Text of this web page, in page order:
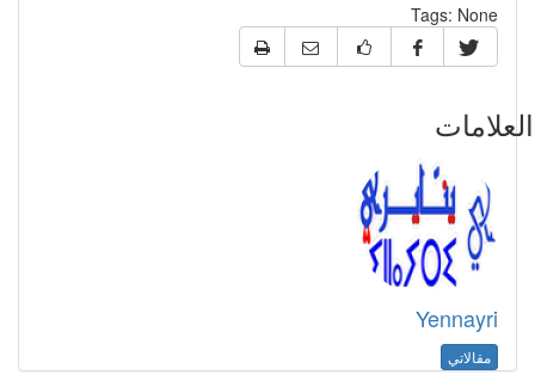
Tags:None
Yennayri
مقالاتي